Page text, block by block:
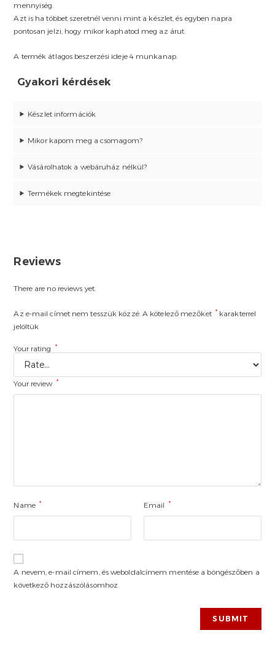
mennyiség.
Azt is ha többet szeretnél venni mint a készlet, és egyben napra
pontosan jelzi, hogy mikor kaphatod meg az árut.
A termék átlagos beszerzési ideje 4 munkanap.
Gyakori kérdések
Készlet információk
Mikor kapom meg a csomagom?
Vásárolhatok a webáruház nélkül?
Termékek megtekintése
Reviews
There are no reviews yet.
Az e-mail címet nem tesszük közzé. A kötelező mezőket *karakterrel
jelöltük
Your rating *
Your review *
Name * Email *
A nevem, e-mail címem, és weboldalcímem mentése a böngészőben a
következő hozzászólásomhoz.